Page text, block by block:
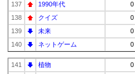
137
1990年代
0
138
クイズ
0
139
未来
0
140
ネットゲーム 0
141 植物
0